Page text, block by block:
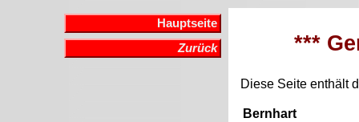
Hauptseite
Zurück
***
Diese Seite enthält
Bernhart